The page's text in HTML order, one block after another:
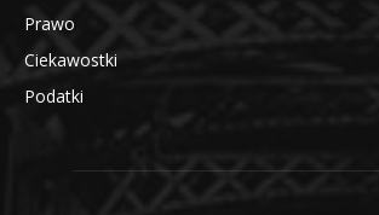
Prawo
Ciekawostki
Podatki